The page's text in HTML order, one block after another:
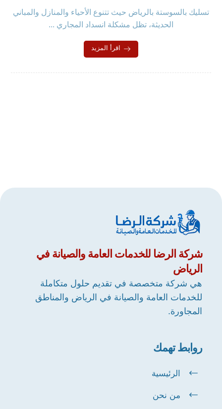
تسليك بالسوستة بالرياض حيث تتنوع الأحياء والمنازل والمباني
الحديثة، تظل مشكلة انسداد المجاري ...
اقرأ المزيد
شركة الرضا للخدمات العامة والصيانة في
الرياض
هي شركة متخصصة في تقديم حلول متكاملة
للخدمات العامة والصيانة في الرياض والمناطق
المجاورة.
روابط تهمك
الرئيسية
من نحن